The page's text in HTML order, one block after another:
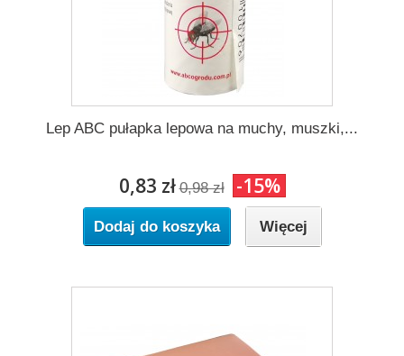
Lep ABC pułapka lepowa na muchy, muszki,...
0,83 zł 0,98 zł -15%
Dodaj do koszyka Więcej